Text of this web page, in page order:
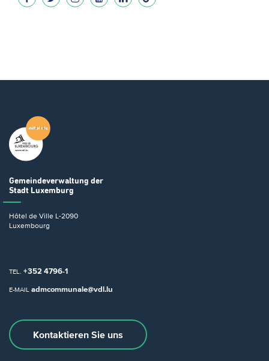
Gemeindeverwaltung der
Stadt Luxemburg
Hôtel de Ville L-2090
Luxembourg
TEL. +352 4796-1
E-MAIL admcommunale@vdl.lu
Kontaktieren Sie uns